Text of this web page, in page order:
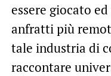
essere giocato
anfratti più
tale industria di
raccontare